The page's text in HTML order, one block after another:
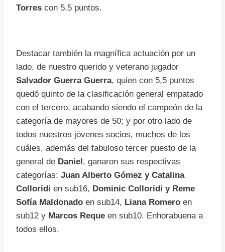
Torres con 5,5 puntos.
Destacar también la magnífica actuación por un
lado, de nuestro querido y veterano jugador
Salvador Guerra Guerra, quien con 5,5 puntos
quedó quinto de la clasificación general empatado
con el tercero, acabando siendo el campeón de la
categoría de mayores de 50; y por otro lado de
todos nuestros jóvenes socios, muchos de los
cuáles, además del fabuloso tercer puesto de la
general de Daniel, ganaron sus respectivas
categorías: Juan Alberto Gómez y Catalina
Colloridi en sub16, Dominic Colloridi y Reme
Sofía Maldonado en sub14, Liana Romero en
sub12 y Marcos Reque en sub10. Enhorabuena a
todos ellos.